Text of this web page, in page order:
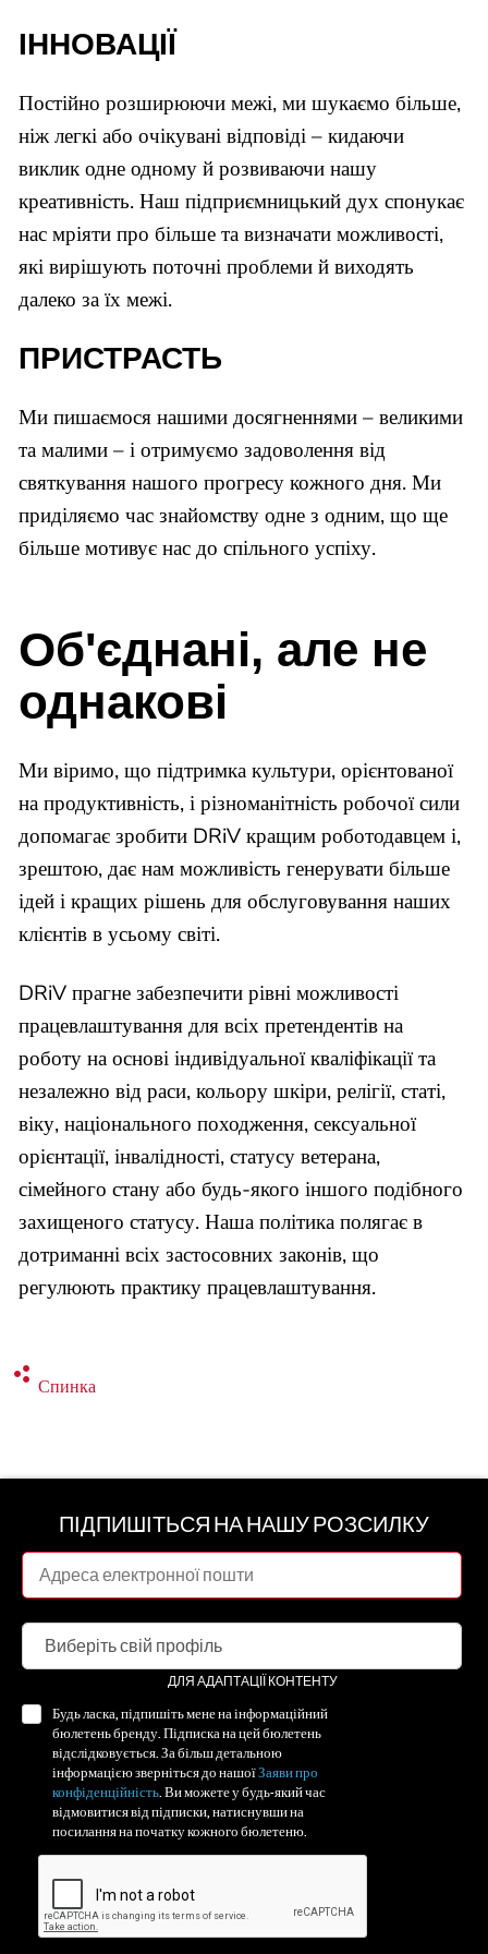
ІННОВАЦІЇ
Постійно розширюючи межі, ми шукаємо більше,
ніж легкі або очікувані відповіді – кидаючи
виклик одне одному й розвиваючи нашу
креативність. Наш підприємницький дух спонукає
нас мріяти про більше та визначати можливості,
які вирішують поточні проблеми й виходять
далеко за їх межі.
ПРИСТРАСТЬ
Ми пишаємося нашими досягненнями – великими
та малими – і отримуємо задоволення від
святкування нашого прогресу кожного дня. Ми
приділяємо час знайомству одне з одним, що ще
більше мотивує нас до спільного успіху.
Об'єднані, але не
однакові
Ми віримо, що підтримка культури, орієнтованої
на продуктивність, і різноманітність робочої сили
допомагає зробити DRiV кращим роботодавцем і,
зрештою, дає нам можливість генерувати більше
ідей і кращих рішень для обслуговування наших
клієнтів в усьому світі.
DRiV прагне забезпечити рівні можливості
працевлаштування для всіх претендентів на
роботу на основі індивідуальної кваліфікації та
незалежно від раси, кольору шкіри, релігії, статі,
віку, національного походження, сексуальної
орієнтації, інвалідності, статусу ветерана,
сімейного стану або будь-якого іншого подібного
захищеного статусу. Наша політика полягає в
дотриманні всіх застосовних законів, що
регулюють практику працевлаштування.
Спинка
ПІДПИШІТЬСЯ НА НАШУ РОЗСИЛКУ
ДЛЯ АДАПТАЦІЇ КОНТЕНТУ
Будь ласка, підпишіть мене на інформаційний
бюлетень бренду. Підписка на цей бюлетень
відслідковується. За більш детальною
інформацією зверніться до нашоїЗаяви про
конфіденційність . Ви можете у будь-який час
відмовитися від підписки, натиснувши на
посилання на початку кожного бюлетеню.